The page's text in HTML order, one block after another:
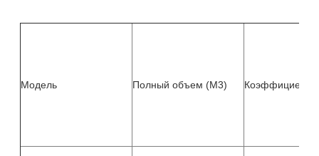
Модель Полный объем (M3) Коэффициент